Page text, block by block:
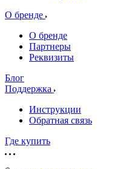
О бренде
О бренде
Партнеры
Реквизиты
Блог
Поддержка
Инструкции
Обратная связь
Где купить